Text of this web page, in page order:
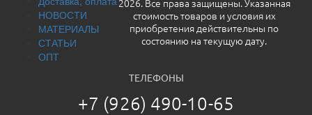
НОВОСТИ
МАТЕРИАЛЫ
СТАТЬИ
ОПТ
ТЕЛЕФОНЫ
+7 (926) 490-10-65
2026. Все права защищены. Указанная
стоимость товаров и условия их
приобретения действительны по
состоянию на текущую дату.